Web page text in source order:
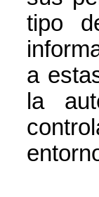
tipo
a
la